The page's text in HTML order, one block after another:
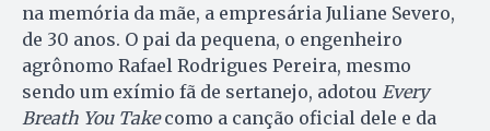
na memória da mãe, a empresária Juliane Severo,
de 30 anos. O pai da pequena, o engenheiro
agrônomo Rafael Rodrigues Pereira, mesmo
sendo um exímio fã de sertanejo, adotou Every
Breath You Takecomo a canção oficial dele e da